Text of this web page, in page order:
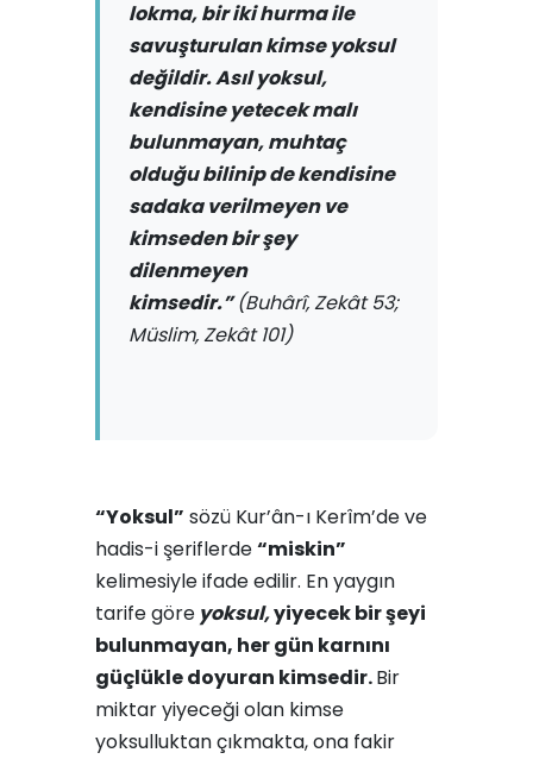
lokma, bir iki hurma ile
savuşturulan kimse yoksul
değildir. Asıl yoksul,
kendisine yetecek malı
bulunmayan, muhtaç
olduğu bilinip de kendisine
sadaka verilmeyen ve
kimseden bir şey
dilenmeyen
kimsedir.”(Buhârî, Zekât 53;
Müslim, Zekât 101)
“Yoksul” sözü Kur’ân-ı Kerîm’de ve
hadis-i şeriflerde“miskin”
kelimesiyle ifade edilir. En yaygın
tarife göre yoksul,yiyecek bir şeyi
bulunmayan, her gün karnını
güçlükle doyuran kimsedir.Bir
miktar yiyeceği olan kimse
yoksulluktan çıkmakta, ona fakir